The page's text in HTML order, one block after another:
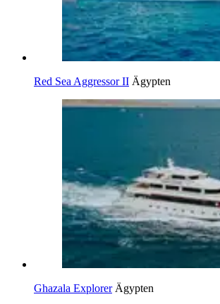
Red Sea Aggressor II Ägypten
Ghazala Explorer Ägypten